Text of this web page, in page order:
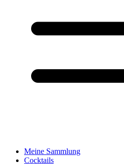
Meine Sammlung
Cocktails